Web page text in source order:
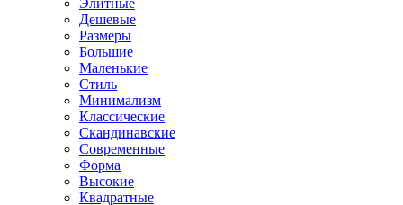
Элитные
Дешевые
Размеры
Большие
Маленькие
Стиль
Минимализм
Классические
Скандинавские
Современные
Форма
Высокие
Квадратные